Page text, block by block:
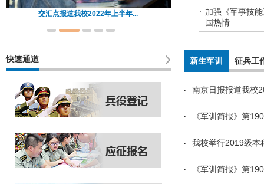
交汇点报道我校2022年上半年...
加强《军事技
国热情
快速通道 新生军训 征兵工
南京日报报道我校
《军训简报》第
我校举行2019级本
《军训简报》第